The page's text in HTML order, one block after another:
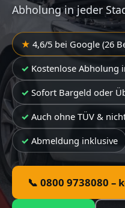
Abholung in jeder
4,6/5 bei Google (26
Kostenlose Abholung
Sofort Bargeld oder
Auch ohne TÜV &
Abmeldung inklusive
📞 0800 9738080 –